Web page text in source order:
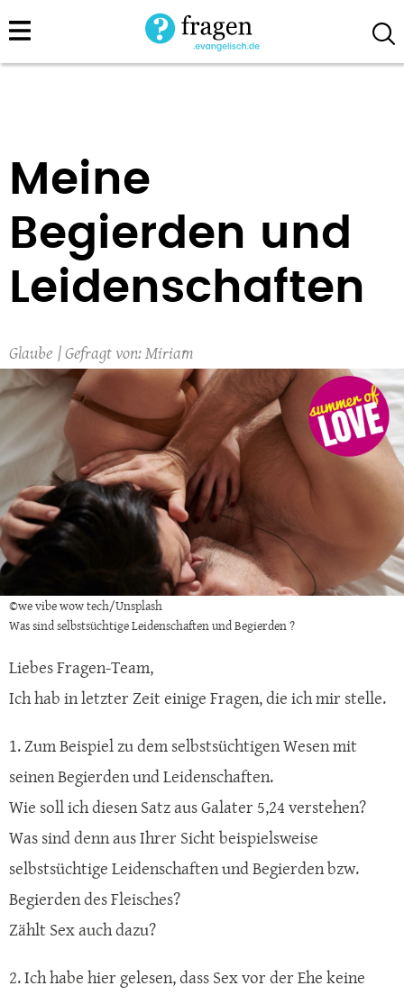
Direkt
zum
Meine
Begierden und
Leidenschaften
Glaube Miriam
©we vibe wow tech/Unsplash
Was sind selbstsüchtige Leidenschaften und Begierden ?
Liebes Fragen-Team,
Ich hab in letzter Zeit einige Fragen, die ich mir stelle.
1. Zum Beispiel zu dem selbstsüchtigen Wesen mit
seinen Begierden und Leidenschaften.
Wie soll ich diesen Satz aus Galater 5,24 verstehen?
Was sind denn aus Ihrer Sicht beispielsweise
selbstsüchtige Leidenschaften und Begierden bzw.
Begierden des Fleisches?
Zählt Sex auch dazu?
2. Ich habe hier gelesen, dass Sex vor der Ehe keine